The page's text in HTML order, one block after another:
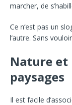
marcher, de
Ce n’est pas un
l’autre. Sans
Nature et
paysages
Il est facile